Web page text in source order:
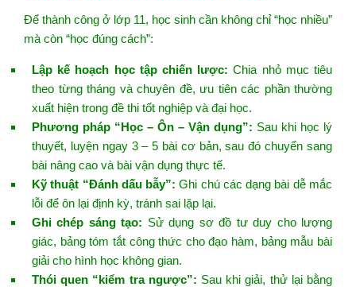
Để thành công ở lớp 11, học sinh cần không chỉ “học nhiều”
mà còn “học đúng cách”:
Lập kế hoạch học tập chiến lược: Chia nhỏ mục tiêu
theo từng tháng và chuyên đề, ưu tiên các phần thường
xuất hiện trong đề thi tốt nghiệp và đại học.
Phương pháp “Học – Ôn – Vận dụng”: Sau khi học lý
thuyết, luyện ngay 3 – 5 bài cơ bản, sau đó chuyển sang
bài nâng cao và bài vận dụng thực tế.
Kỹ thuật “Đánh dấu bẫy”: Ghi chú các dạng bài dễ mắc
lỗi để ôn lại định kỳ, tránh sai lặp lại.
Ghi chép sáng tạo: Sử dụng sơ đồ tư duy cho lượng
giác, bảng tóm tắt công thức cho đạo hàm, bảng mẫu bài
giải cho hình học không gian.
Thói quen “kiểm tra ngược”: Sau khi giải, thử lại bằng